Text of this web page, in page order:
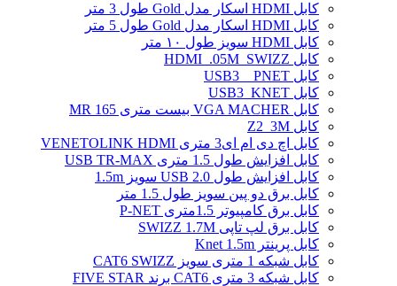
کابل HDMI اسکار مدل Gold طول 3 متر
کابل HDMI اسکار مدل Gold طول 5 متر
کابل HDMI سویز طول ۱۰ متر
کابل HDMI_.05M_SWIZZ
کابل USB3 _ PNET
کابل USB3_KNET
کابل VGA MACHER بیست متری MR 165
کابل Z2_3M
کابل اچ دی ام ای3 متری VENETOLINK HDMI
کابل افزایش طول 1.5 متری USB TR-MAX
کابل افزایش طول USB 2.0 سویز 1.5m
کابل برق دو پین سویز طول 1.5 متر
کابل برق کامپیوتر 1.5ﻣﺘﺮی P-NET
کابل برق لپ تاپی SWIZZ 1.7M
کابل پرینتر Knet 1.5m
کابل شبکه 1 متری سویز CAT6 SWIZZ
کابل شبکه 3 متری CAT6 برند FIVE STAR